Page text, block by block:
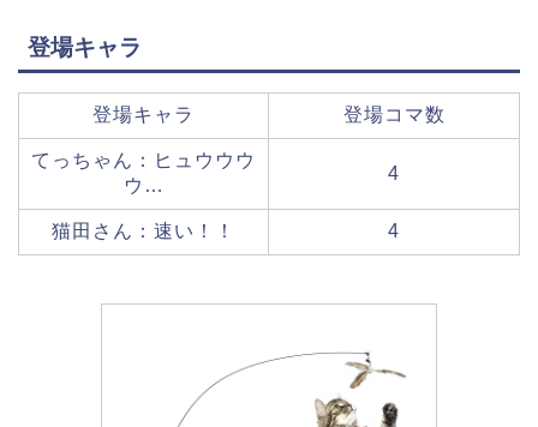
登場キャラ
登場キャラ 登場コマ数
てっちゃん：ヒュウウウ
ウ…
4
猫田さん：速い！！ 4